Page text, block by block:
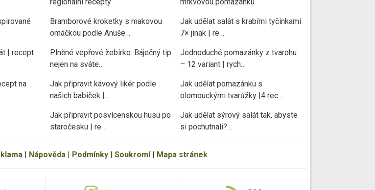
| recept
na
Bramborové kroketky s makovou
omáčkou podle Anuše…
Plněné vepřové žebírko: Báječný tip
nejen na sváte…
Jak připravit kávový likér podle
našich babiček |…
Jak připravit posvícenskou husu po
staročesku | re…
Jak udělat salát s krabími tyčinkami
7× jinak | re…
Jednoduché pomazánky z tvarohu
– 12 variant | rych…
Jak udělat pomazánku s
olomouckými tvarůžky |4 rec…
Jak udělat sýrový salát tak, abyste
si pochutnali?…
| Nápověda | Podmínky | Soukromí| Mapa stránek